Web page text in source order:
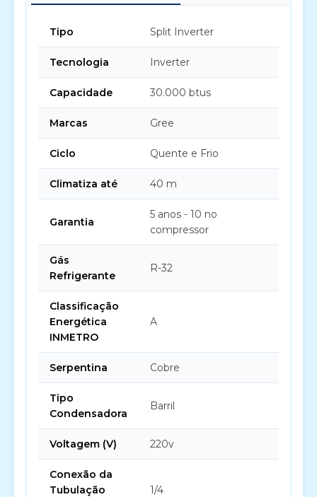
Tipo Split Inverter
Tecnologia Inverter
Capacidade 30.000 btus
Marcas Gree
Ciclo Quente e Frio
Climatiza até 40 m
Garantia
5 anos - 10 no
compressor
Gás
Refrigerante
R-32
Classificação
Energética
INMETRO
A
Serpentina Cobre
Tipo
Condensadora
Barril
Voltagem (V) 220v
Conexão da
Tubulação
1/4